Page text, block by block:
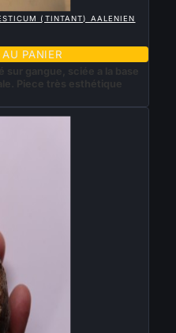
(TINTANT) AALENIEN
PANIER
sur gangue, sciée a la base
Piece très esthétique